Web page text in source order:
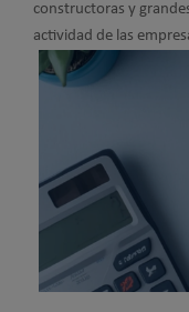
constructoras y
actividad de las